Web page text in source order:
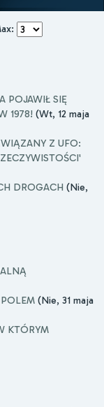
POJAWIŁ SIĘ
1978! (Wt, 12 maja
Z UFO:
DROGACH (Nie,
(Nie, 31 maja
KTÓRYM